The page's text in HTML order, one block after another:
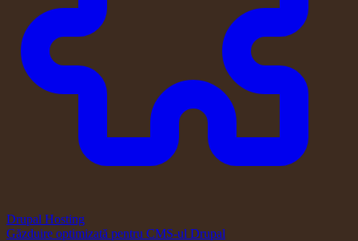
Drupal Hosting
Găzduire optimizată pentru CMS-ul Drupal